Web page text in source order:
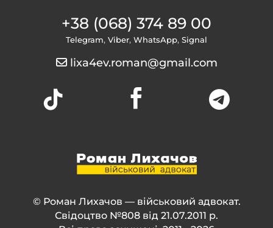
+38 (068) 374 89 00
Telegram, Viber, WhatsApp, Signal
lixa4ev.roman@gmail.com
  
© Роман Лихачов — військовий адвокат.
Свідоцтво №808 від 21.07.2011 р.